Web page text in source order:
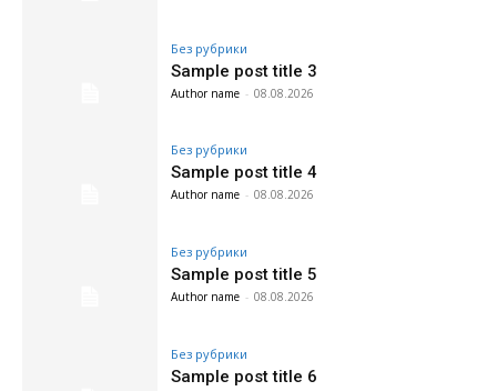
Без рубрики
Sample post title 3
Author name - 08.08.2026
Без рубрики
Sample post title 4
Author name - 08.08.2026
Без рубрики
Sample post title 5
Author name - 08.08.2026
Без рубрики
Sample post title 6